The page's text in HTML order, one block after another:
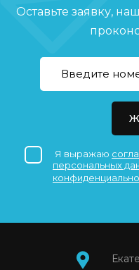
Оставьте заявку,
Я выражаю
персональных